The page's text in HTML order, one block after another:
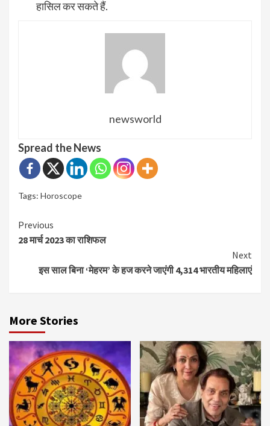
हासिल कर सकते हैं.
newsworld
Spread the News
Tags: Horoscope
Continue
Reading
Previous
28 मार्च 2023 का राशिफल
Next
इस साल बिना ‘मेहरम’ के हज करने जाएंगी 4,314 भारतीय महिलाएं
More Stories